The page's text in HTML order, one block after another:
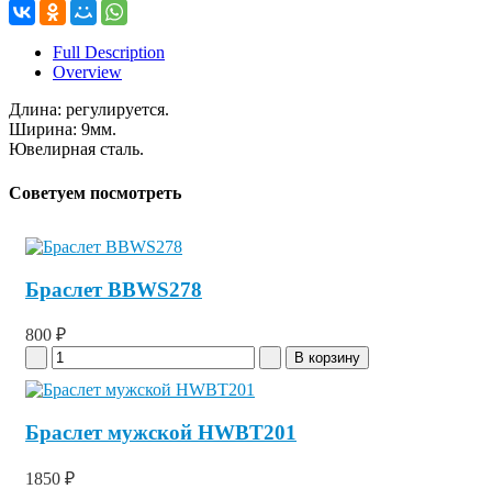
Full Description
Overview
Длина: регулируется.
Ширина: 9мм.
Ювелирная сталь.
Советуем посмотреть
Браслет BBWS278
800 ₽
Браслет мужской HWBT201
1850 ₽